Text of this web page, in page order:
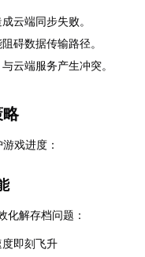
云端同步失败。
碍数据传输路径。
云端服务产生冲突。
戏进度：
化解存档问题：
度即刻飞升